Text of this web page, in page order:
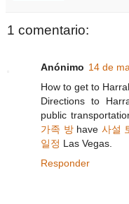
1 comentario:
Anónimo 14 de
How to get to
Directions to
public
가족 방have 사설
일정 Las Vegas.
Responder